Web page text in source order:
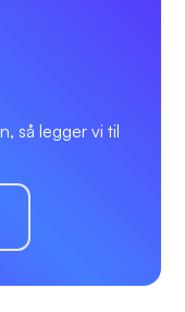
så legger vi til